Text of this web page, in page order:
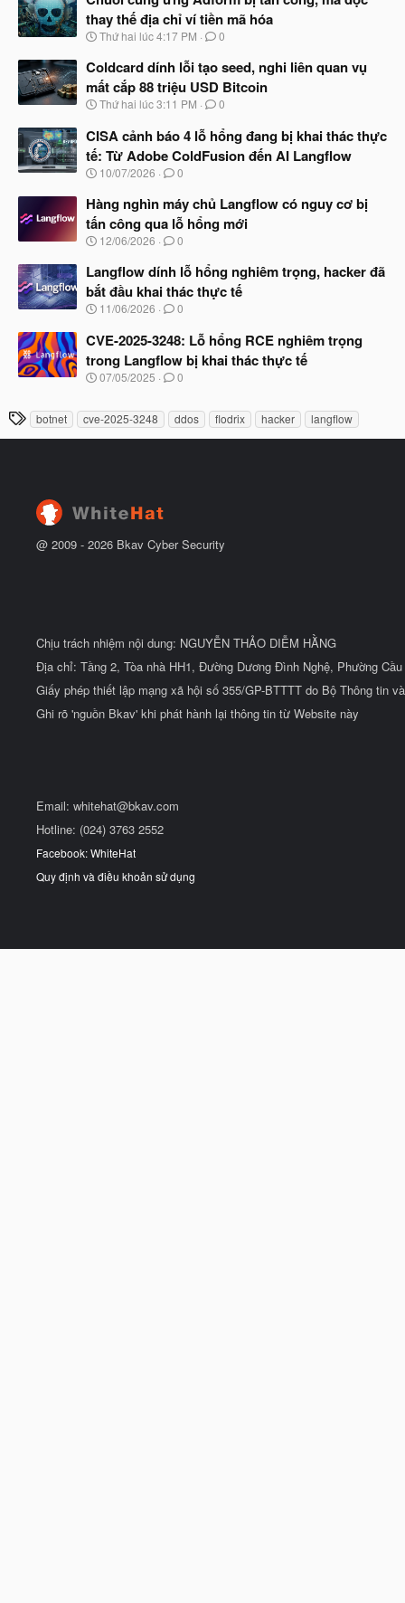
thay thế địa chỉ ví tiền mã hóa
N
à
y
b
ắ
đ
ầ
u
Thứ hai lúc 4:17 PM 0
Coldcard dính lỗi tạo seed, nghi liên quan vụ
mất cắp 88 triệu USD Bitcoin
N
à
y
b
ắ
đ
ầ
u
Thứ hai lúc 3:11 PM 0
CISA cảnh báo 4 lỗ hổng đang bị khai thác thực
tế: Từ Adobe ColdFusion đến AI Langflow
N
à
b
ắ
đ
ầ
u
10/07/2026 0
Hàng nghìn máy chủ Langflow có nguy cơ bị
tấn công qua lỗ hổng mới
N
à
y
b
ắ
đ
ầ
u
12/06/2026 0
Langflow dính lỗ hổng nghiêm trọng, hacker đã
bắt đầu khai thác thực tế
N
à
y
b
ắ
đ
ầ
u
11/06/2026 0
CVE-2025-3248: Lỗ hổng RCE nghiêm trọng
trong Langflow bị khai thác thực tế
N
y
u
07/05/2025 0
T
h
botnet cve-2025-3248 ddos flodrix hacker langflow
@ 2009 - 2026 Bkav Cyber Security
Chịu trách nhiệm nội dung: NGUYỄN THẢO DIỄM HẰNG
Địa chỉ: Tầng 2, Tòa nhà HH1, Đường Dương Đình Nghệ, Phường
Giấy phép thiết lập mạng xã hội số 355/GP-BTTTT do Bộ Thông tin
Ghi rõ 'nguồn Bkav' khi phát hành lại thông tin từ Website này
Email: whitehat@bkav.com
Hotline: (024) 3763 2552
Facebook: WhiteHat
Quy định và điều khoản sử dụng